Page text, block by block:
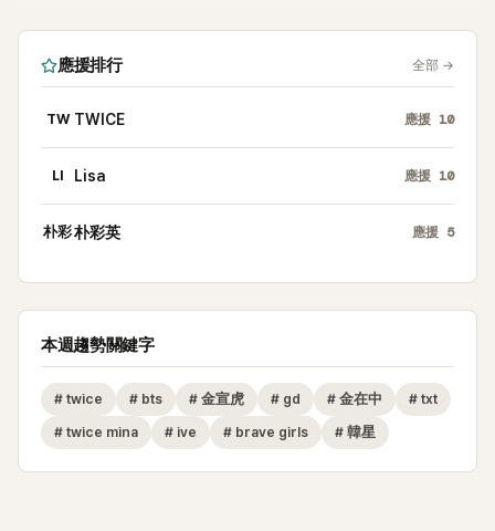
應援排行 全部 →
TW TWICE 應援 10
LI Lisa 應援 10
朴彩朴彩英 應援 5
本週趨勢關鍵字
# twice # bts # 金宣虎 # gd # 金在中 # txt
# twice mina # ive # brave girls # 韓星